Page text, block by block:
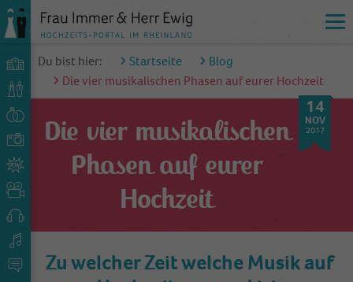
Du bist hier: Startseite
Blog
Die vier musikalischen Phasen auf eurer Hochzeit
Die vier musikalischen
Phasen auf eurer
Hochzeit
14
NOV
2017
Zu welcher Zeit welche Musik auf